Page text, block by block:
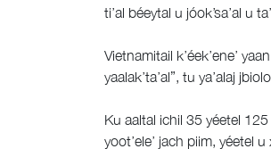
ti’al béeytal u jóok’sa’al u
Vietnamitail k’éek’ene’
yaalak’ta’al”, tu ya’alaj
Ku aaltal ichil 35 yéetel
yoot’ele’ jach piim, yéetel u